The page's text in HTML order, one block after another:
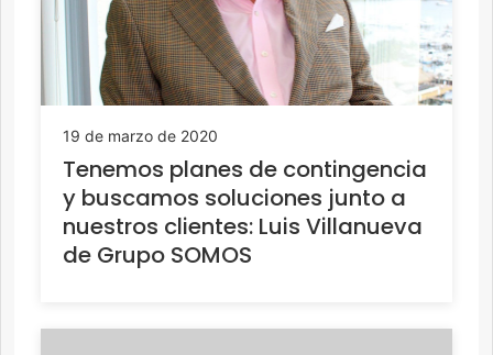
19 de marzo de 2020
Tenemos planes de contingencia
y buscamos soluciones junto a
nuestros clientes: Luis Villanueva
de Grupo SOMOS